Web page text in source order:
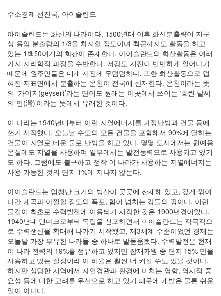
수소경제 선진국, 아이슬란드
아이슬란드는 화산의 나라이다. 1500년대 이후 화산분출량이 지구
상 용암 분출량의 1/3을 차지할 정도이며 최근까지도 활동을 하고
있는 1백50여개의 화산이 존재한다. 아이슬란드의 화산활동은 여러
가지 지리학적 과정을 수반한다. 저강도 지진이 빈번하게 일어나기
때문에 원주민들은 대개 지진에 무덤덤하다. 또한 화산활동으로 덥
혀진 지표면에서 분출하는 온천이 전국에 산재한다. 온천이라는 뜻
의 ‘가이저(geyser)’라는 단어도 원래는 이곳에서 쓰이는 ‘흐린 날씨
의 만(灣)’이라는 뜻에서 유래한 것이다.
이 나라는 1940년대부터 이런 지열에너지를 가정난방과 건물 등에
쓰기 시작했다. 오늘날 수도의 모든 건물을 포함해서 90%에 달하는
건물이 지열로 데운 물로 난방을 하고 있다. 몇몇 도시에서는 원예용
온실에도 지열을 사용하며 일부에서는 발전동력으로 사용되고 있기
도 하다. 그럼에도 불구하고 정작 이 나라가 사용하는 지열에너지는
사용 가능한 것의 단지 1%에 지나지 않는다.
아이슬란드는 엄청난 크기의 빙산이 곳곳에 산재해 있고, 깊게 깎여
나간 계곡과 아찔할 정도의 폭포, 힘이 넘치는 강들의 땅이다. 이런
물길이 최초로 수력발전에 이용되기 시작한 것은 1900년경이었다.
1940년대 덴마크로부터 독립을 선포하면서 아이슬란드는 적극적으
로 수력생산을 확대해 나가기 시작했고, 제3세계 수준이었던 경제는
오늘날 가장 부유한 나라들 중 하나로 발돋움했다. 수력발전은 현재
이 나라 전력의 19%를 점유하고 있지만 잠재자원 중 단지 15% 만을
사용하고 있는 실정이라 이 비율은 훨씬 더 커질 수도 있을 것이다.
하지만 상당한 지역에서 자연경관과 환경에 미치는 영향, 역사적 중
요성 등에 대한 고려를 우선으로 하고 있기 때문에 개발은 물론 쉬운
일이 아니다.